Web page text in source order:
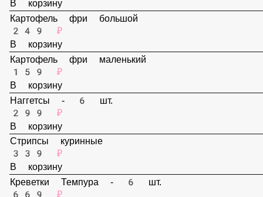
В корзину
Картофель фри большой
249 ₽
В корзину
Картофель фри маленький
159 ₽
В корзину
Наггетсы - 6 шт.
299 ₽
В корзину
Стрипсы куринные
339 ₽